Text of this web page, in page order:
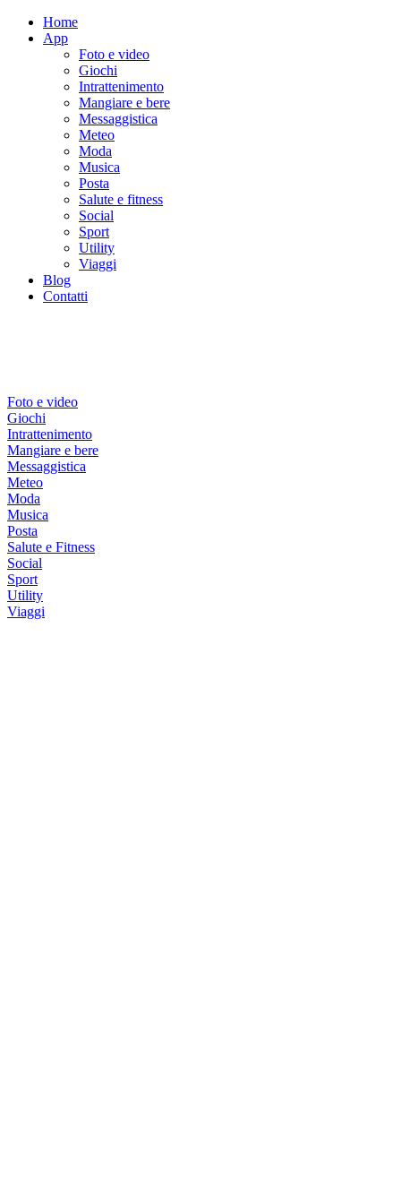
Home
App
Foto e video
Giochi
Intrattenimento
Mangiare e bere
Messaggistica
Meteo
Moda
Musica
Posta
Salute e fitness
Social
Sport
Utility
Viaggi
Blog
Contatti
Foto e video
Giochi
Intrattenimento
Mangiare e bere
Messaggistica
Meteo
Moda
Musica
Posta
Salute e Fitness
Social
Sport
Utility
Viaggi